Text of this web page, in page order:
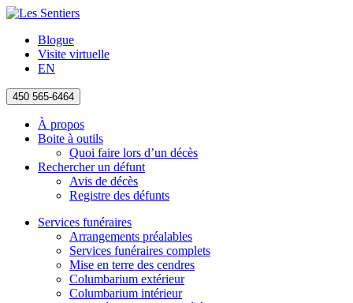
Blogue
Visite virtuelle
EN
450 565-6464
À propos
Boite à outils
Quoi faire lors d’un décès
Rechercher un défunt
Avis de décès
Registre des défunts
Services funéraires
Arrangements préalables
Services funéraires complets
Mise en terre des cendres
Columbarium extérieur
Columbarium intérieur